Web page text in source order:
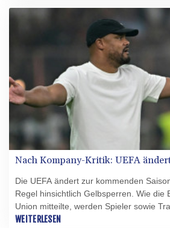
inzwischen offen sagen, dass es
mir nicht richtig gepasst hat", sagte
dem Kölner Stadt-Anzeiger und der
(Donnerstagsausgaben). Der "Spaß"
Nach Kompany-Kritik: UEFA
Die UEFA ändert zur kommenden
Regel hinsichtlich Gelbsperren. Wie die
Union mitteilte, werden Spieler sowie
zukünftig erst nach einer vierten
WEITERLESEN